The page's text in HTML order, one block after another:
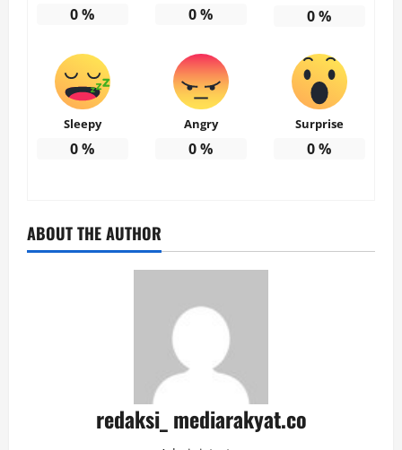
0% 0% 0%
Sleepy
0%
Angry
0%
Surprise
0%
ABOUT THE AUTHOR
redaksi_ mediarakyat.co